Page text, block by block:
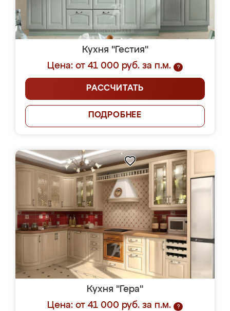
Кухня "Гестия"
Цена: от 41 000 руб. за п.м.
?
РАССЧИТАТЬ
ПОДРОБНЕЕ
Кухня "Гера"
Цена: от 41 000 руб. за п.м.
?